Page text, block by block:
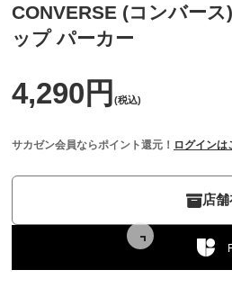
CONVERSE (コンバー
ップ パーカー
4,290円 (税込)
サカゼン会員ならポイント還元！ ログインは
店舗